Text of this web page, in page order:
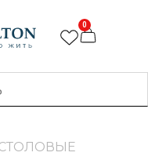
0